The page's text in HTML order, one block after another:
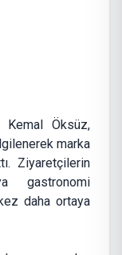
Kemal Öksüz,
marka
Ziyaretçilerin
gastronomi
daha ortaya